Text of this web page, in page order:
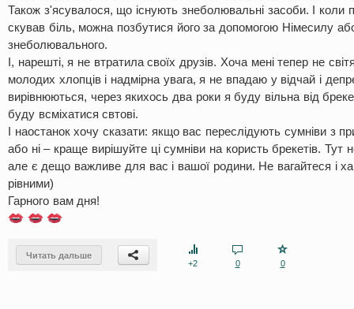
Також з'ясувалося, що існують знеболювальні засоби. І коли
скував біль, можна позбутися його за допомогою Німесилу
знеболювального.
І, нарешті, я не втратила своїх друзів. Хоча мені тепер не
молодих хлопців і надмірна увага, я не впадаю у відчай і
вирівнюються, через якихось два роки я буду вільна від
буду всміхатися свтові.
І наостанок хочу сказати: якщо вас переслідують сумніви з
або ні – краще вирішуйте ці сумніви на користь брекетів. Тут
але є дещо важливе для вас і вашої родини. Не вагайтеся і
рівними)
Гарного вам дня!
Читать дальше
+2
0 0